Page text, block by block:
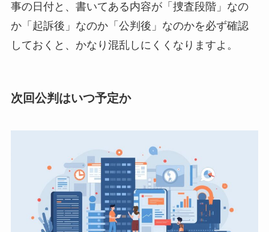
事の日付と、書いてある内容が「捜査段階」なの
か「起訴後」なのか「公判後」なのかを必ず確認
しておくと、かなり混乱しにくくなりますよ。
次回公判はいつ予定か